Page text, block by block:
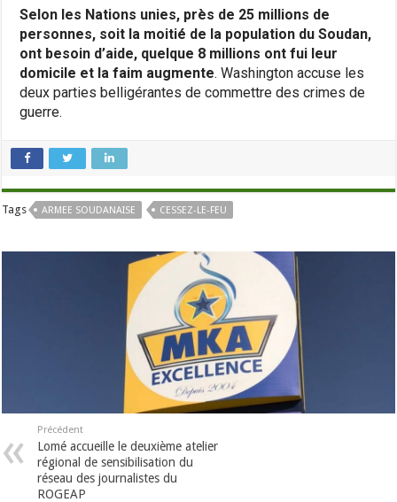
Selon les Nations unies, près de 25 millions de
personnes, soit la moitié de la population du Soudan,
ont besoin d’aide, quelque 8 millions ont fui leur
domicile et la faim augmente. Washington accuse les
deux parties belligérantes de commettre des crimes de
guerre.
Tags ARMEE SOUDANAISE CESSEZ-LE-FEU
Précédent
Lomé accueille le deuxième atelier
régional de sensibilisation du
réseau des journalistes du
ROGEAP